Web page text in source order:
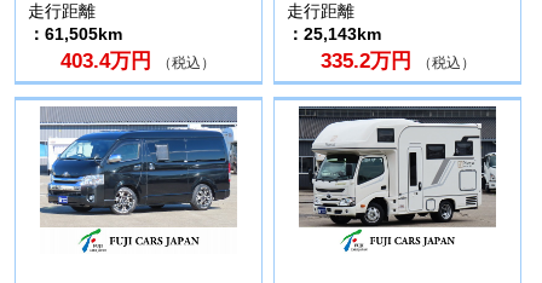
走行距離
：61,505km
403.4万円 （税込）
走行距離
：25,143km
335.2万円 （税込）